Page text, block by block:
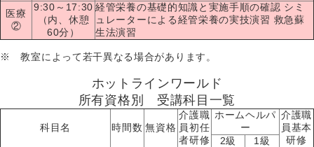
医療
②
9:30～17:30
（内、休憩
60分）
経管栄養の基礎的知識と実施手順の確認 シミ
ュレーターによる経管栄養の実技演習 救急蘇
生法演習
※ 教室によって若干異なる場合があります。
ホットラインワールド
所有資格別 受講科目一覧
科目名 時間数 無資格
介護職
員初任
者研修
ホームヘルパ
ー
介護職
員基本
研修
2級
1級